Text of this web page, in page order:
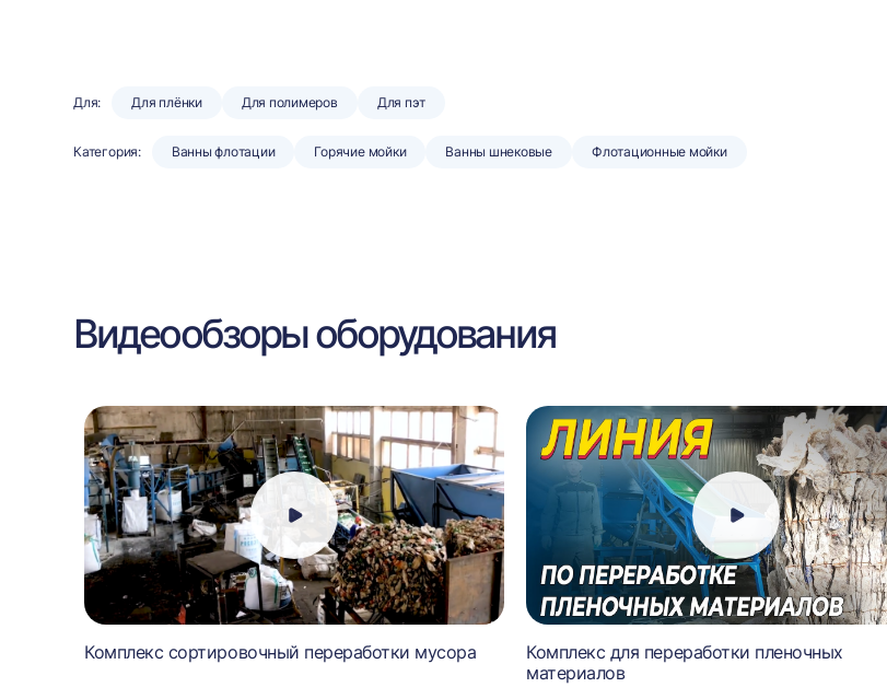
Для: Для плёнки Для полимеров Для пэт
Категория: Ванны флотации Горячие мойки Ванны шнековые Флотационные мойки
Видеообзоры оборудования
Комплекс сортировочный переработки мусора
Комплекс для переработки пленочных
материалов